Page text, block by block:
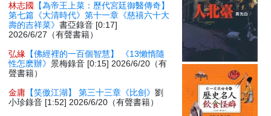
林志國
【為帝王上菜：歷代宮廷御醫傳奇】
第七篇《大清時代》第十一章《慈禧六十大
壽的吉祥菜》書亞錄音 [0:17]
2026/6/27（有聲書籍）
弘緣 【佛經裡的一百個智慧】 《13懶惰隨
性怎麽辦》景梅錄音 [0:15] 2026/6/20（有
聲書籍）
金庸 【笑傲江湖】 第三十三章《比劍》劉
小珍錄音 [1:52] 2026/6/20（有聲書籍）